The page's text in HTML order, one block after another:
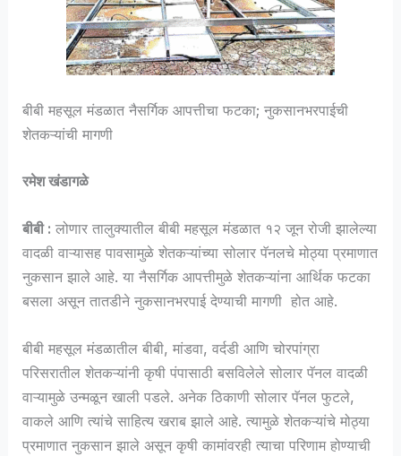
बीबी महसूल मंडळात नैसर्गिक आपत्तीचा फटका; नुकसानभरपाईची
शेतकऱ्यांची मागणी
रमेश खंडागळे
बीबी : लोणार तालुक्यातील बीबी महसूल मंडळात १२ जून रोजी झालेल्या
वादळी वाऱ्यासह पावसामुळे शेतकऱ्यांच्या सोलार पॅनलचे मोठ्या प्रमाणात
नुकसान झाले आहे. या नैसर्गिक आपत्तीमुळे शेतकऱ्यांना आर्थिक फटका
बसला असून तातडीने नुकसानभरपाई देण्याची मागणी होत आहे.
बीबी महसूल मंडळातील बीबी, मांडवा, वर्दडी आणि चोरपांग्रा
परिसरातील शेतकऱ्यांनी कृषी पंपासाठी बसविलेले सोलार पॅनल वादळी
वाऱ्यामुळे उन्मळून खाली पडले. अनेक ठिकाणी सोलार पॅनल फुटले,
वाकले आणि त्यांचे साहित्य खराब झाले आहे. त्यामुळे शेतकऱ्यांचे मोठ्या
प्रमाणात नुकसान झाले असून कृषी कामांवरही त्याचा परिणाम होण्याची